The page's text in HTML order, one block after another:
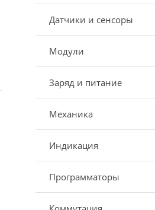
Датчики и сенсоры
Модули
Заряд и питание
Механика
Индикация
Программаторы